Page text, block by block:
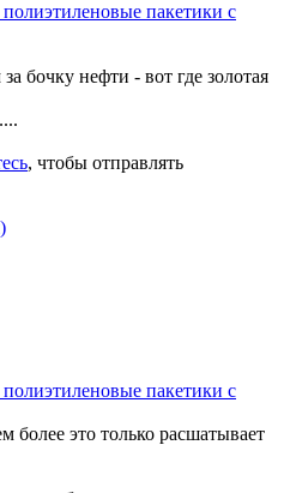
пакетики с
бочку нефти - вот где золотая
, чтобы отправлять
пакетики с
более это только расшатывает